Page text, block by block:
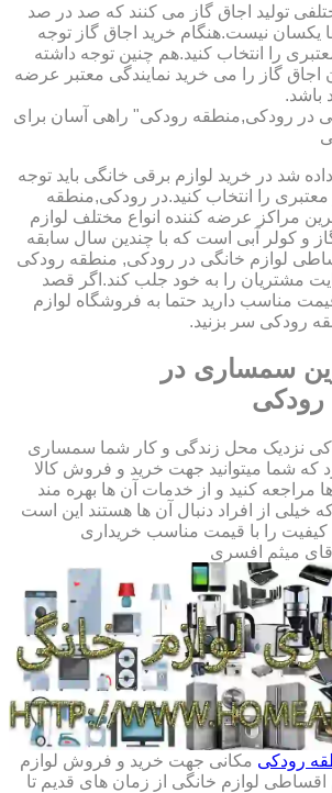
تولید اجاق گاز می کنند که صد در صد
یکسان نیست.هنگام خرید اجاق گاز توجه
را انتخاب کنید.هم چنین توجه داشته
اجاق گاز را می خرید نمایندگی معتبر عرضه
باشد.
در رودکی,منطقه رودکی" راهی آسان برای
شد در خرید لوازم برقی خانگی باید توجه
را انتخاب کنید.در رودکی,منطقه
مراکز عرضه کننده انواع مختلف لوازم
و کولر آبی است که با چندین سال سابقه
لوازم خانگی در رودکی, منطقه رودکی
مشتریان را به خود جلب کند.اگر قصد
مناسب دارید حتما به فروشگاه لوازم
رودکی سر بزنید.
سمساری در
رودکی
نزدیک محل زندگی و کار شما سمساری
که شما میتوانید جهت خرید و فروش کالا
کنید و از خدمات آن ها بهره مند
خیلی از افراد دنبال آن ها هستند این است
را با قیمت مناسب خریداری
رودکی مکانی جهت خرید و فروش لوازم
لوازم خانگی از زمان های قدیم تا